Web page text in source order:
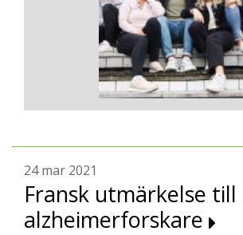
24 mar 2021
Fransk utmärkelse till
alzheimerforskare